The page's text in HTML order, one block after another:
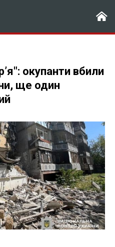
окупанти вбили
ще один